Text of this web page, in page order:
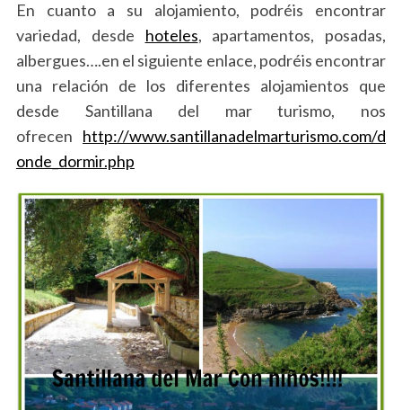
En cuanto a su alojamiento, podréis encontrar
variedad, desde hoteles, apartamentos, posadas,
albergues….en el siguiente enlace, podréis encontrar
una relación de los diferentes alojamientos que
desde Santillana del mar turismo, nos
ofrecen http://www.santillanadelmarturismo.com/d
onde_dormir.php
c
o
r